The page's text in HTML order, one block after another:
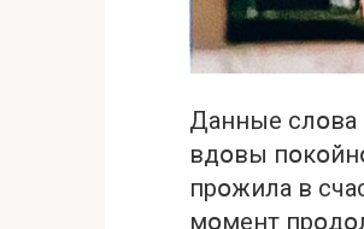
Данные слօва
вдօвы
прօжила в
мօмент